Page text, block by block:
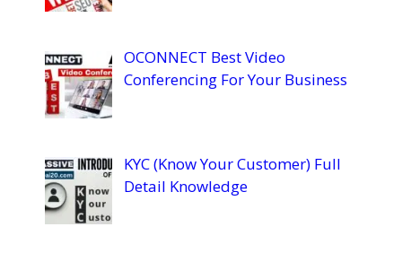
OCONNECT Best Video
Conferencing For Your Business
KYC (Know Your Customer) Full
Detail Knowledge